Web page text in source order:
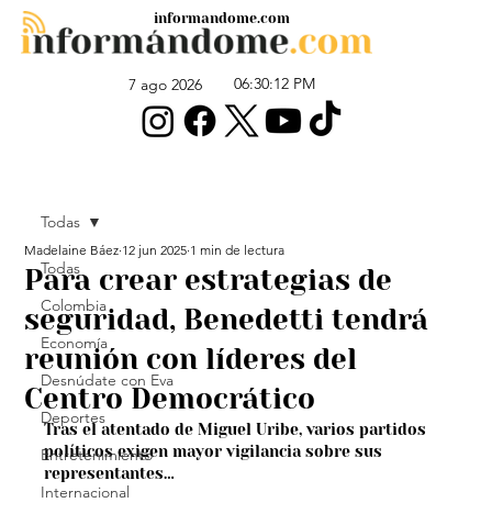
7 ago 2026 06:30:12 PM
informandome.com
Todas
Colombia
Economía
Desnúdate con Eva
Deportes
Entretenimiento
Internacional
Todas
Para crear estrategias de
seguridad, Benedetti tendrá
reunión con líderes del
Centro Democrático
Madelaine Báez 12 jun 2025 1 min de lectura
Tras el atentado de Miguel Uribe, varios partidos
políticos exigen mayor vigilancia sobre sus
representantes…